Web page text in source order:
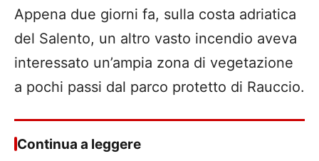
Appena due giorni fa, sulla costa adriatica
del Salento, un altro vasto incendio aveva
interessato un’ampia zona di vegetazione
a pochi passi dal parco protetto di Rauccio.
Continua a leggere